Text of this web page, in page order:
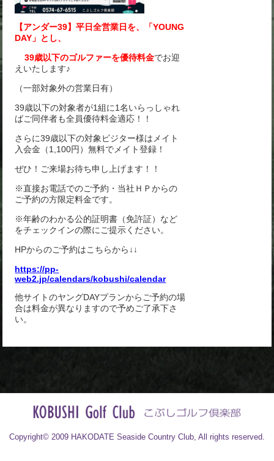
【アンダー39】平日全営業日を、「YOUNG
DAY」とし、
39歳以下のゴルファーを優待料金でお迎
えいたします♪
（一部対象外の営業日有）
39歳以下の対象者が1組に1名いらっしゃれ
ばご同伴者も全員優待料金適応！！
さらに39歳以下の対象ビジター様はメイト
入会金（1,100円）無料でメイト登録！
ぜひ！ご来場お待ち申し上げます！！
※直接お電話でのご予約・当社ＨＰからの
ご予約の方限定料金です。
※年齢のわかる公的証明書（免許証）など
をチェックインの際にご提示ください。
HPからのご予約はこちらから↓↓
https://pp-
web2.jp/calendars/kobushi/calendar
他サイトのヤングDAYプランからご予約の場
合は料金が異なりますので予めご了承下さ
い。
Copyright© 2009 HAKODATE Seaside Country Club, All rights reserved.